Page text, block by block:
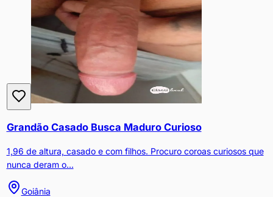
Grandão Casado Busca Maduro Curioso
1,96 de altura, casado e com filhos. Procuro coroas curiosos que
nunca deram o...
Goiânia